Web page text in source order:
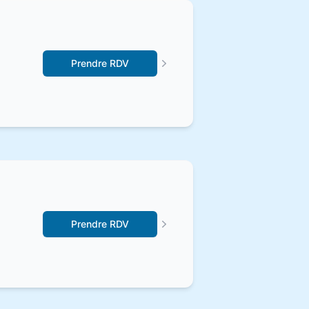
Prendre RDV
Prendre RDV